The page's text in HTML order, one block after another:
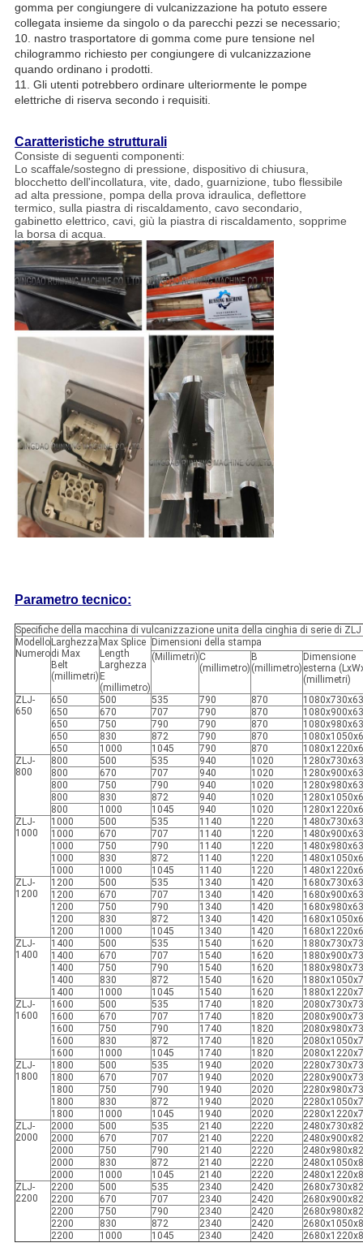
gomma per congiungere di vulcanizzazione ha potuto essere
collegata insieme da singolo o da parecchi pezzi se necessario;
10. nastro trasportatore di gomma come pure tensione nel
chilogrammo richiesto per congiungere di vulcanizzazione
quando ordinano i prodotti.
11. Gli utenti potrebbero ordinare ulteriormente le pompe
elettriche di riserva secondoi requisiti.
Caratteristiche strutturali
Consiste di seguenti componenti:
Lo scaffale/sostegno di pressione, dispositivo di chiusura,
blocchetto dell'incollatura, vite, dado, guarnizione, tubo flessibile
ad alta pressione, pompa della prova idraulica, deflettore
termico, sulla piastra di riscaldamento, cavo secondario,
gabinetto elettrico, cavi, giù la piastra di riscaldamento, sopprime
la borsa di acqua.
Parametro tecnico:
Specifiche della macchina di vulcanizzazione unita della cinghia di serie di ZLJ
Modello
Numero
Larghezza
di Max
Belt
(millimetri)
Max Splice
Length
Larghezza
E
(millimetro)
Dimensioni della stampa
(Millimetri) C
(millimetro)
B
(millimetro)
Dimensione
esterna
(millimetri)
ZLJ-
650
650 500 535 790 870
650
670 707 790 870
650
750 790 790 870
650
830 872 790 870
650
1000 1045 790 870
ZLJ-
800
800 500 535 940 1020
800
670 707 940 1020
800
750 790 940 1020
800
830 872 940 1020
800
1000 1045 940 1020
ZLJ-
1000
1000 500 535 1140 1220
1000
670 707 1140 1220
1000
750 790 1140 1220
1000
830 872 1140 1220
1000
1000 1045 1140 1220
ZLJ-
1200
1200 500 535 1340 1420
1200
670 707 1340 1420
1200
750 790 1340 1420
1200
830 872 1340 1420
1200
1000 1045 1340 1420
ZLJ-
1400
1400 500 535 1540 1620
1400
670 707 1540 1620
1400
750 790 1540 1620
1400
830 872 1540 1620
1400
1000 1045 1540 1620
ZLJ-
1600
1600 500 535 1740 1820
1600
670 707 1740 1820
1600
750 790 1740 1820
1600
830 872 1740 1820
1600
1000 1045 1740 1820
ZLJ-
1800
1800 500 535 1940 2020
1800
670 707 1940 2020
1800
750 790 1940 2020
1800
830 872 1940 2020
1800
1000 1045 1940 2020
ZLJ-
2000
2000 500 535 2140 2220
2000
670 707 2140 2220
2000
750 790 2140 2220
2000
830 872 2140 2220
2000
1000 1045 2140 2220
ZLJ-
2200
2200 500 535 2340 2420
2200
670 707 2340 2420
2200
750 790 2340 2420
2200
830 872 2340 2420
2200
1000 1045 2340 2420